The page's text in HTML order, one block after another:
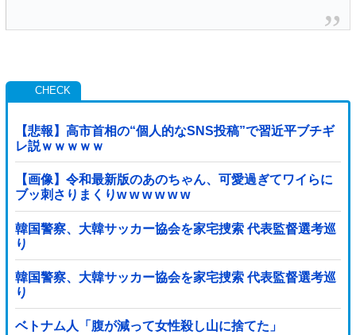
【悲報】高市首相の“個人的なSNS投稿”で習近平ブチギ
レ説ｗｗｗｗｗ
【画像】令和最新版のあのちゃん、可愛過ぎてワイらに
ブッ刺さりまくりw w w w w w
韓国警察、大韓サッカー協会を家宅捜索 代表監督選考巡
り
韓国警察、大韓サッカー協会を家宅捜索 代表監督選考巡
り
ベトナム人「腹が減って女性殺し山に捨てた」